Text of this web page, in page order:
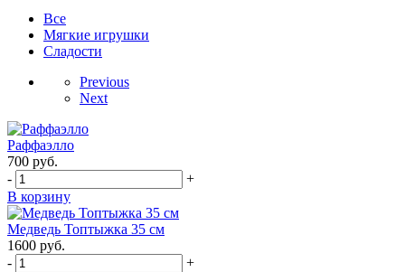
Все
Мягкие игрушки
Сладости
Previous
Next
Раффаэлло
700 руб.
-
+
В корзину
Медведь Топтыжка 35 см
1600 руб.
-
+